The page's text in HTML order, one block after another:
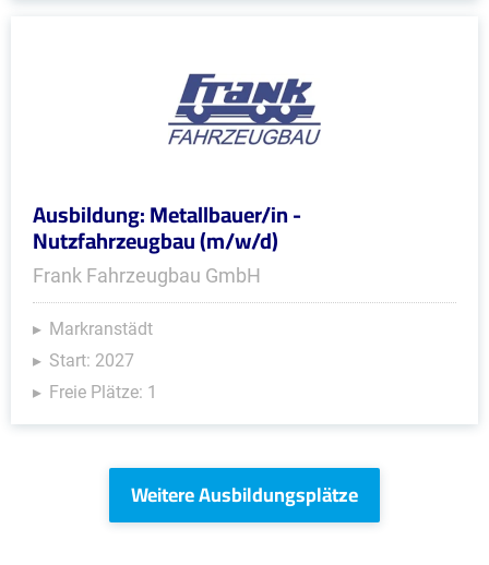
Ausbildung: Metallbauer/in -
Nutzfahrzeugbau (m/w/d)
Frank Fahrzeugbau GmbH
Markranstädt
Start: 2027
Freie Plätze: 1
Weitere Ausbildungsplätze